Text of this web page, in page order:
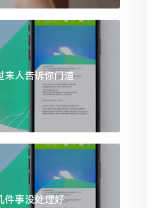
来人告诉你门道
件事没处理好